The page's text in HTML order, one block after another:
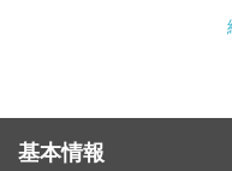
【鎌倉わらびもち】・
◆ランチ
11：00〜15：00までの
基本情報